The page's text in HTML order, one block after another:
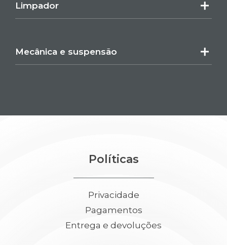
Limpador
Mecânica e suspensão
Políticas
Privacidade
Pagamentos
Entrega e devoluções